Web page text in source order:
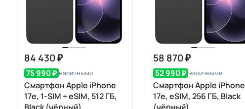
84 430 ₽
75 990 ₽ наличными
Смартфон Apple iPhone
17e, 1-SIM + eSIM, 512 ГБ,
58 870 ₽
52 990 ₽ наличными
Смартфон Apple iPhone
17e, eSIM, 256 ГБ, Black